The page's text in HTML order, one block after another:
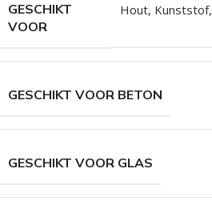
GESCHIKT
VOOR
Hout, Kunststof,
GESCHIKT VOOR BETON
GESCHIKT VOOR GLAS